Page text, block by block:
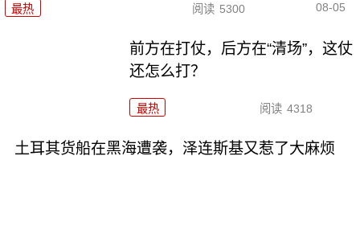
最热 阅读 5300 08-05
前方在打仗，后方在“清场”，这仗
还怎么打？
最热 阅读 4318
土耳其货船在黑海遭袭，泽连斯基又惹了大麻烦